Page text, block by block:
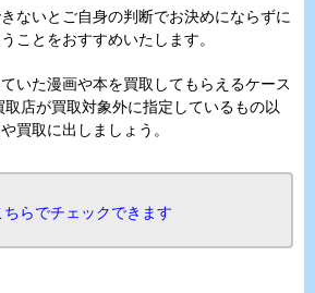
ないとご自身の判断でお決めにならずに
ことをおすすめいたします。
いた漫画や本を買取してもらえるケース
店が買取対象外に指定しているもの以
買取に出しましょう。
らでチェックできます